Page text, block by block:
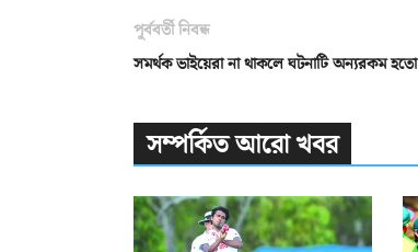
পূর্ববর্তী নিবন্ধ
সমর্থক ভাইয়েরা না থাকলে ঘটনাটি অন্যরকম হতো
সম্পর্কিত আরো খবর